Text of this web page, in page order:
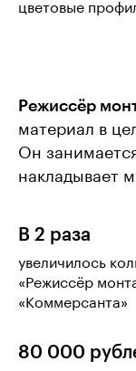
цветовые
Режиссёр
материал в
Он
накладывает
В 2 раза
увеличилось
«Режиссёр
«Коммерсанта»
80 000